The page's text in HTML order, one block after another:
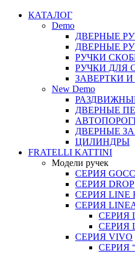
КАТАЛОГ
Demo
ДВЕРНЫЕ
ДВЕРНЫЕ
РУЧКИ
РУЧКИ ДЛЯ
ЗАВЕРТКИ
New Demo
ДВЕРНЫЕ
ДВЕРНЫЕ
ЦИЛИНДРЫ
FRATELLI KATTINI
Модели ручек
СЕРИЯ
СЕРИЯ DROP
СЕРИЯ LINE
СЕРИЯ
СЕРИЯ
СЕРИЯ
СЕРИЯ VIVO
СЕРИЯ